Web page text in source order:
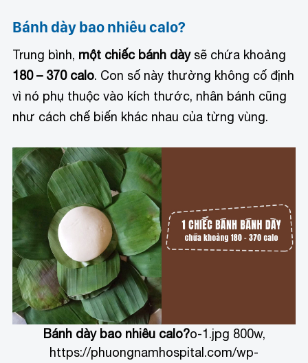
Bánh dày bao nhiêu calo?
Trung bình, một chiếc bánh dàysẽ chứa khoảng
180 – 370 calo. Con số này thường không cố định
vì nó phụ thuộc vào kích thước, nhân bánh cũng
như cách chế biến khác nhau của từng vùng.
Bánh dày bao nhiêu calo?o-1.jpg 800w,
https://phuongnamhospital.com/wp-